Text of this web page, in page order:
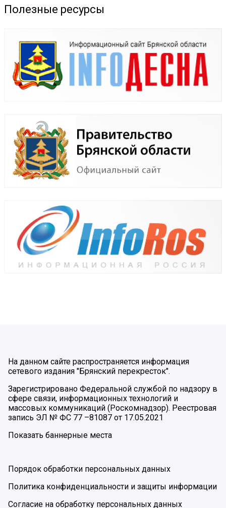
Полезные ресурсы
На данном сайте распространяется информация
сетевого издания "Брянский перекресток".
Зарегистрировано Федеральной службой по надзору в
сфере связи, информационных технологий и
массовых коммуникаций (Роскомнадзор). Реестровая
запись ЭЛ № ФС 77 –81087 от 17.05.2021
Показать баннерные места
Порядок обработки персональных данных
Политика конфиденциальности и защиты информации
Согласие на обработку персональных данных